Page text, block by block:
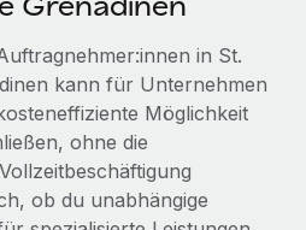
globale HR & Compliance
Screening
verfügbar
Weaviate sein Team mit
in St.
kann für Unternehmen
Möglichkeit
ohne die
ob du unabhängige